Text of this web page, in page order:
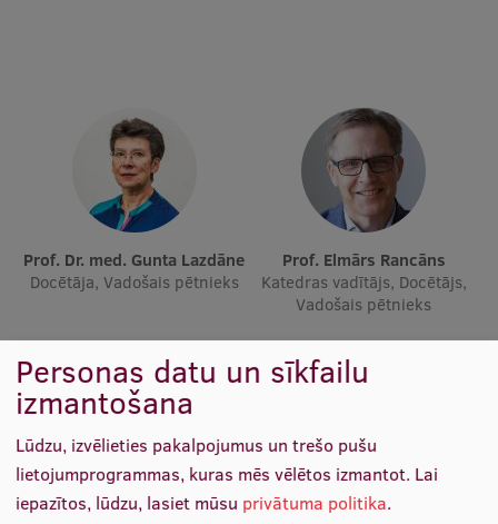
Sagatavošanas kursi
Profesionālās pilnveides kursi
ESF kvalifikācijas celšanas kursi
Pedagoģiskās izaugsmes centrs
Kvalifikācijas atbilstības pārbaude
Pētniecība
Zinātniskie institūti un laboratorijas
Prof. Dr. med. Gunta Lazdāne
Docētāja, Vadošais pētnieks
Prof. Elmārs Rancāns
Katedras vadītājs, Docētājs,
Vadošais pētnieks
Personas datu un sīkfailu
izmantošana
Lūdzu, izvēlieties pakalpojumus un trešo pušu
lietojumprogrammas, kuras mēs vēlētos izmantot. Lai
iepazītos, lūdzu, lasiet mūsu privātuma politika.